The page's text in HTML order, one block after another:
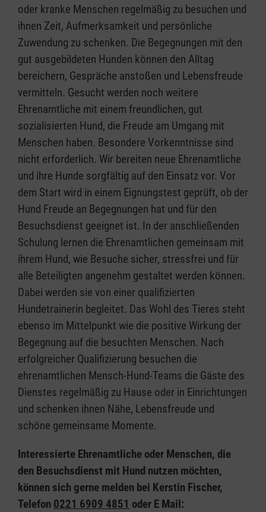
oder kranke Menschen regelmäßig zu besuchen und
ihnen Zeit, Aufmerksamkeit und persönliche
Zuwendung zu schenken. Die Begegnungen mit den
gut ausgebildeten Hunden können den Alltag
bereichern, Gespräche anstoßen und Lebensfreude
vermitteln. Gesucht werden noch weitere
Ehrenamtliche mit einem freundlichen, gut
sozialisierten Hund, die Freude am Umgang mit
Menschen haben. Besondere Vorkenntnisse sind
nicht erforderlich. Wir bereiten neue Ehrenamtliche
und ihre Hunde sorgfältig auf den Einsatz vor. Vor
dem Start wird in einem Eignungstest geprüft, ob der
Hund Freude an Begegnungen hat und für den
Besuchsdienst geeignet ist. In der anschließenden
Schulung lernen die Ehrenamtlichen gemeinsam mit
ihrem Hund, wie Besuche sicher, stressfrei und für
alle Beteiligten angenehm gestaltet werden können.
Dabei werden sie von einer qualifizierten
Hundetrainerin begleitet. Das Wohl des Tieres steht
ebenso im Mittelpunkt wie die positive Wirkung der
Begegnung auf die besuchten Menschen. Nach
erfolgreicher Qualifizierung besuchen die
ehrenamtlichen Mensch-Hund-Teams die Gäste des
Dienstes regelmäßig zu Hause oder in Einrichtungen
und schenken ihnen Nähe, Lebensfreude und
schöne gemeinsame Momente.
Interessierte Ehrenamtliche oder Menschen, die
den Besuchsdienst mit Hund nutzen möchten,
können sich gerne melden bei Kerstin Fischer,
Telefon 0221 6909 4851 oder E Mail: